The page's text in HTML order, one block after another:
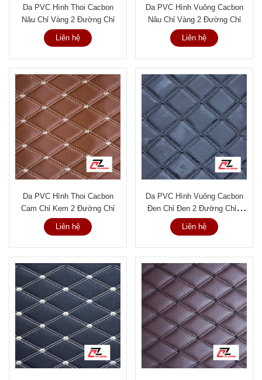
Da PVC Hình Thoi Cacbon
Nâu Chỉ Vàng 2 Đường Chỉ
Liên hệ
Da PVC Hình Vuông Cacbon
Nâu Chỉ Vàng 2 Đường Chỉ
Liên hệ
Da PVC Hình Thoi Cacbon
Cam Chỉ Kem 2 Đường Chỉ
Liên hệ
Da PVC Hình Vuông Cacbon
Đen Chỉ Đen 2 Đường Chỉ -
A13
Liên hệ